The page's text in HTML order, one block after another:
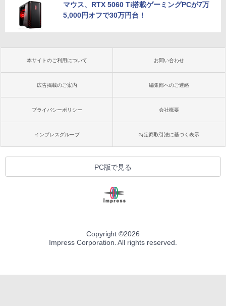
マウス、RTX 5060 Ti搭載ゲーミングPCが7万
5,000円オフで30万円台！
本サイトのご利用について お問い合わせ
広告掲載のご案内 編集部へのご連絡
プライバシーポリシー 会社概要
インプレスグループ 特定商取引法に基づく表示
PC版で見る
Copyright ©2026
Impress Corporation. All rights reserved.